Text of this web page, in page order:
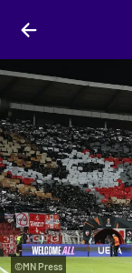
©MN Press